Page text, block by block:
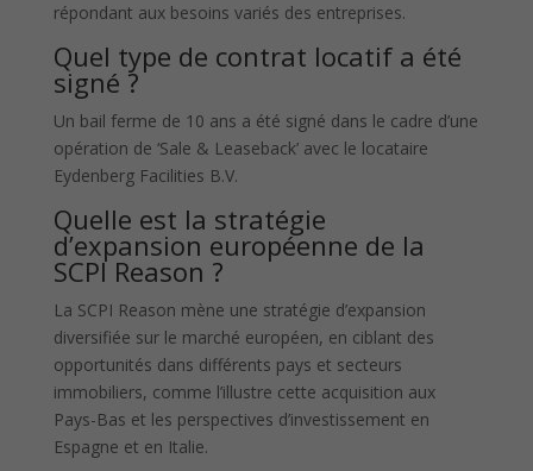
répondant aux besoins variés des entreprises.
Quel type de contrat locatif a été
signé ?
Un bail ferme de 10 ans a été signé dans le cadre d’une
opération de ‘Sale & Leaseback’ avec le locataire
Eydenberg Facilities B.V.
Quelle est la stratégie
d’expansion européenne de la
SCPI Reason ?
La SCPI Reason mène une stratégie d’expansion
diversifiée sur le marché européen, en ciblant des
opportunités dans différents pays et secteurs
immobiliers, comme l’illustre cette acquisition aux
Pays-Bas et les perspectives d’investissement en
Espagne et en Italie.